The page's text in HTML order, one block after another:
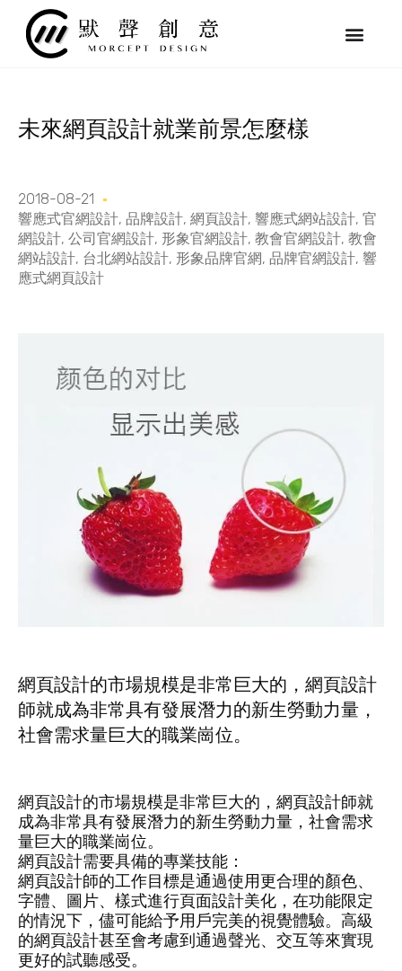
未來網頁設計就業前景怎麼樣
2018-08-21
響應式官網設計, 品牌設計, 網頁設計, 響應式網站設計, 官
網設計, 公司官網設計, 形象官網設計, 教會官網設計, 教會
網站設計, 台北網站設計, 形象品牌官網, 品牌官網設計, 響
應式網頁設計
網頁設計的市場規模是非常巨大的，網頁設計
師就成為非常具有發展潛力的新生勞動力量，
社會需求量巨大的職業崗位。
網頁設計的市場規模是非常巨大的，網頁設計師就
成為非常具有發展潛力的新生勞動力量，社會需求
量巨大的職業崗位。
網頁設計需要具備的專業技能：
網頁設計師的工作目標是通過使用更合理的顏色、
字體、圖片、樣式進行頁面設計美化，在功能限定
的情況下，儘可能給予用戶完美的視覺體驗。高級
的網頁設計甚至會考慮到通過聲光、交互等來實現
更好的試聽感受。